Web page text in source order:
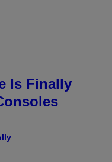
Is Finally